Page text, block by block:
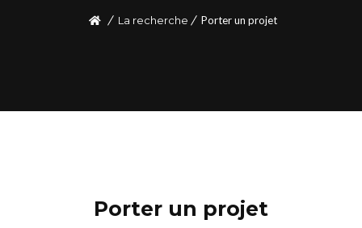
La recherche Porter un projet
Porter un projet